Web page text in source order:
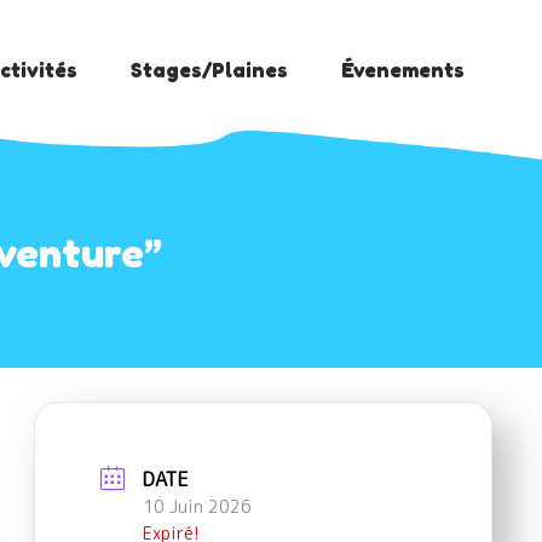
Stages/Plaines Évenements
DATE
10 Juin 2026
Expiré!